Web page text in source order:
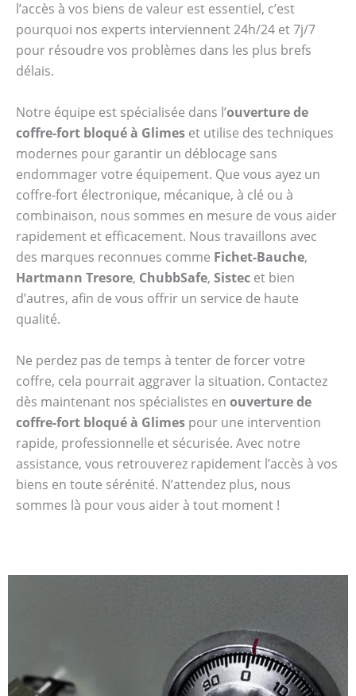
l’accès à vos biens de valeur est essentiel, c’est
pourquoi nos experts interviennent 24h/24 et 7j/7
pour résoudre vos problèmes dans les plus brefs
délais.
Notre équipe est spécialisée dans l’ouverture de
coffre-fort bloqué à Glimes et utilise des techniques
modernes pour garantir un déblocage sans
endommager votre équipement. Que vous ayez un
coffre-fort électronique, mécanique, à clé ou à
combinaison, nous sommes en mesure de vous aider
rapidement et efficacement. Nous travaillons avec
des marques reconnues comme Fichet-Bauche,
Hartmann Tresore, ChubbSafe, Sistec et bien
d’autres, afin de vous offrir un service de haute
qualité.
Ne perdez pas de temps à tenter de forcer votre
coffre, cela pourrait aggraver la situation. Contactez
dès maintenant nos spécialistes en ouverture de
coffre-fort bloqué à Glimes pour une intervention
rapide, professionnelle et sécurisée. Avec notre
assistance, vous retrouverez rapidement l’accès à vos
biens en toute sérénité. N’attendez plus, nous
sommes là pour vous aider à tout moment !